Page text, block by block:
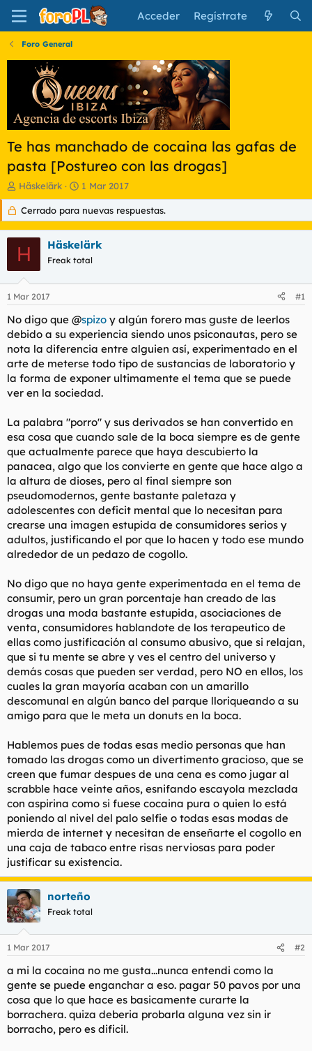
Acceder Regístrate
Foro General
Te has manchado de cocaina las gafas de
pasta [Postureo con las drogas]
I
n
c
i
a
d
o
r
d
l
t
e
m
a
Häskelärk
F
e
c
h
d
e
n
i
o
1 Mar 2017
Cerrado para nuevas respuestas.
H Häskelärk
Freak total
1 Mar 2017 #1
No digo que @spizo y algún forero mas guste de leerlos
debido a su experiencia siendo unos psiconautas, pero se
nota la diferencia entre alguien así, experimentado en el
arte de meterse todo tipo de sustancias de laboratorio y
la forma de exponer ultimamente el tema que se puede
ver en la sociedad.
La palabra "porro" y sus derivados se han convertido en
esa cosa que cuando sale de la boca siempre es de gente
que actualmente parece que haya descubierto la
panacea, algo que los convierte en gente que hace algo a
la altura de dioses, pero al final siempre son
pseudomodernos, gente bastante paletaza y
adolescentes con deficit mental que lo necesitan para
crearse una imagen estupida de consumidores serios y
adultos, justificando el por que lo hacen y todo ese mundo
alrededor de un pedazo de cogollo.
No digo que no haya gente experimentada en el tema de
consumir, pero un gran porcentaje han creado de las
drogas una moda bastante estupida, asociaciones de
venta, consumidores hablandote de los terapeutico de
ellas como justificación al consumo abusivo, que si relajan,
que si tu mente se abre y ves el centro del universo y
demás cosas que pueden ser verdad, pero NO en ellos, los
cuales la gran mayoría acaban con un amarillo
descomunal en algún banco del parque lloriqueando a su
amigo para que le meta un donuts en la boca.
Hablemos pues de todas esas medio personas que han
tomado las drogas como un divertimento gracioso, que se
creen que fumar despues de una cena es como jugar al
scrabble hace veinte años, esnifando escayola mezclada
con aspirina como si fuese cocaina pura o quien lo está
poniendo al nivel del palo selfie o todas esas modas de
mierda de internet y necesitan de enseñarte el cogollo en
una caja de tabaco entre risas nerviosas para poder
justificar su existencia.
norteño
Freak total
1 Mar 2017 #2
a mi la cocaina no me gusta...nunca entendi como la
gente se puede enganchar a eso. pagar 50 pavos por una
cosa que lo que hace es basicamente curarte la
borrachera. quiza deberia probarla alguna vez sin ir
borracho, pero es dificil.